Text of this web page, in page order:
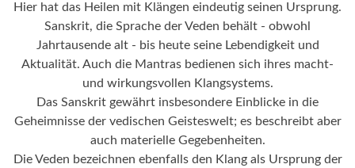
Hier hat das Heilen mit Klängen eindeutig seinen Ursprung.
Sanskrit, die Sprache der Veden behält - obwohl
Jahrtausende alt - bis heute seine Lebendigkeit und
Aktualität. Auch die Mantras bedienen sich ihres macht-
und wirkungsvollen Klangsystems.
Das Sanskrit gewährt insbesondere Einblicke in die
Geheimnisse der vedischen Geisteswelt; es beschreibt aber
auch materielle Gegebenheiten.
Die Veden bezeichnen ebenfalls den Klang als Ursprung der